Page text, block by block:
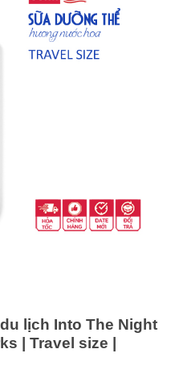
lịch Into The Night
| Travel size |